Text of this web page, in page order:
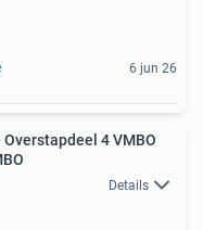
6 jun 26
4 VMBO
Details